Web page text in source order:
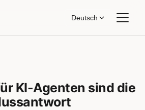
Deutsch
KI-Agenten sind die